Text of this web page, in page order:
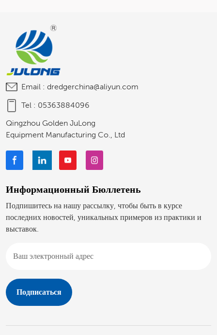
Email : dredgerchina@aliyun.com
Tel : 05363884096
Qingzhou Golden JuLong
Equipment Manufacturing Co., Ltd
Информационный Бюллетень
Подпишитесь на нашу рассылку, чтобы быть в курсе
последних новостей, уникальных примеров из практики и
выставок.